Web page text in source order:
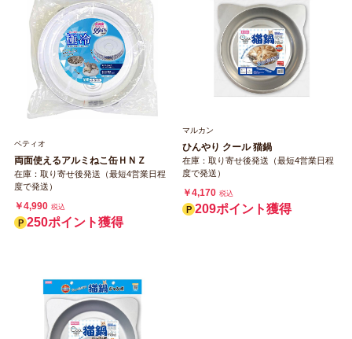
ペティオ
両面使えるアルミねこ缶ＨＮＺ
在庫：取り寄せ後発送（最短4営業日程
度で発送）
￥4,990 税込
250ポイント獲得
マルカン
ひんやり クール 猫鍋
在庫：取り寄せ後発送（最短4営業日程
度で発送）
￥4,170 税込
209ポイント獲得